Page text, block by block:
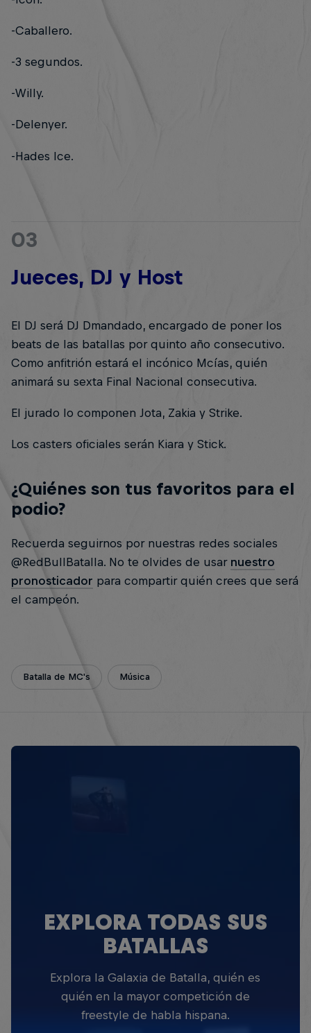
-Caballero.
-3 segundos.
-Willy.
-Delenyer.
-Hades Ice.
03
Jueces, DJ y Host
El DJ será DJ Dmandado, encargado de poner los
beats de las batallas por quinto año consecutivo.
Como anfitrión estará el incónico Mcías, quién
animará su sexta Final Nacional consecutiva.
El jurado lo componen Jota, Zakia y Strike.
Los casters oficiales serán Kiara y Stick.
¿Quiénes son tus favoritos para el
podio?
Recuerda seguirnos por nuestras redes sociales
@RedBullBatalla. No te olvides de usar nuestro
pronosticador para compartir quién crees que será
el campeón.
Batalla de MC's Música
EXPLORA TODAS SUS
BATALLAS
Explora la Galaxia de Batalla, quién es
quién en la mayor competición de
freestyle de habla hispana.